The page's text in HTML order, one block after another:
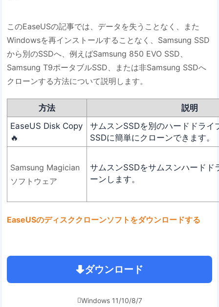
このEaseUSの記事では、データを失うことなく、また
Windowsを再インストールすることなく、Samsung SSD
から別のSSDへ、例えばSamsung 850 EVO SSD、
Samsung T9ポータブルSSD、または非Samsung SSDへ
クローンする方法について説明します。
方法
説明
EaseUS Disk Copy
🔥
サムスンSSDを別のハードドライ
SSDに簡単にクローンできます。
Samsung Magician
ソフトウェア
サムスンSSDをサムスンハードド
ーンします。
EaseUSのディスククローンソフトをダウンロードする
ダウンロード
Windows 11/10/8/7